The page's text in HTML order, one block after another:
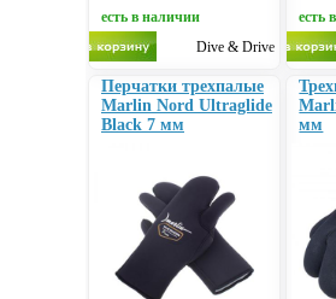
есть в наличии
Dive & Drive
есть
Перчатки трехпалые
Marlin Nord Ultraglide
Black 7 мм
мм